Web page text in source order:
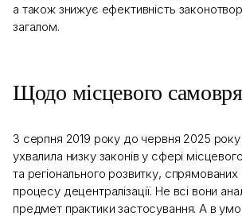
а також знижує ефективність
загалом.
Щодо місцевого
З серпня 2019 року до червня 2025
ухвалила низку законів у сфері
та регіонального розвитку,
процесу децентралізації. Не всі вони
предмет практики застосування. А в